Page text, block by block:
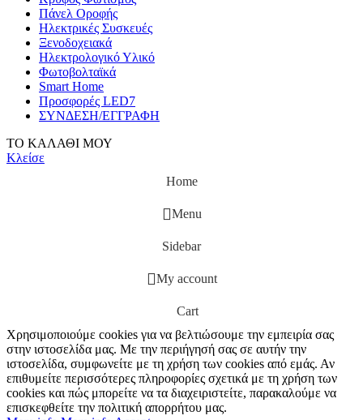
Πάνελ Οροφής
Ηλεκτρικές Συσκευές
Ξενοδοχειακά
Ηλεκτρολογικό Υλικό
Φωτοβολταϊκά
Smart Home
Προσφορές LED7
ΣΥΝΔΕΣΗ/ΕΓΓΡΑΦΗ
ΤΟ ΚΑΛΑΘΙ ΜΟΥ
Κλείσε
Home
Menu
Sidebar
My account
Cart
Χρησιμοποιούμε cookies για να βελτιώσουμε την εμπειρία σας
στην ιστοσελίδα μας. Με την περιήγησή σας σε αυτήν την
ιστοσελίδα, συμφωνείτε με τη χρήση των cookies από εμάς. Αν
επιθυμείτε περισσότερες πληροφορίες σχετικά με τη χρήση των
cookies και πώς μπορείτε να τα διαχειριστείτε, παρακαλούμε να
επισκεφθείτε την πολιτική απορρήτου μας.